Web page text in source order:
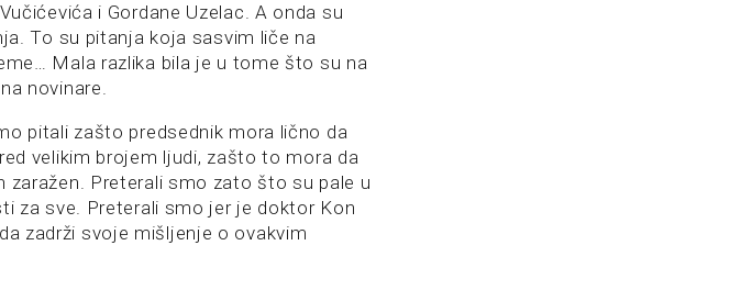
i Gordane Uzelac. A onda su
To su pitanja koja sasvim liče na
Mala razlika bila je u tome što su na
novinare.
pitali zašto predsednik mora lično da
velikim brojem ljudi, zašto to mora da
zaražen. Preterali smo zato što su pale u
za sve. Preterali smo jer je doktor Kon
zadrži svoje mišljenje o ovakvim